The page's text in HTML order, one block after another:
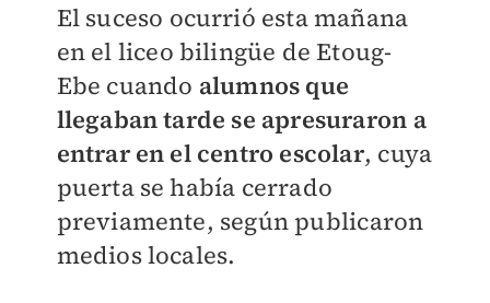
El suceso ocurrió esta mañana
en el liceo bilingüe de Etoug-
Ebe cuando alumnos que
llegaban tarde se apresuraron a
entrar en el centro escolar, cuya
puerta se había cerrado
previamente, según publicaron
medios locales.